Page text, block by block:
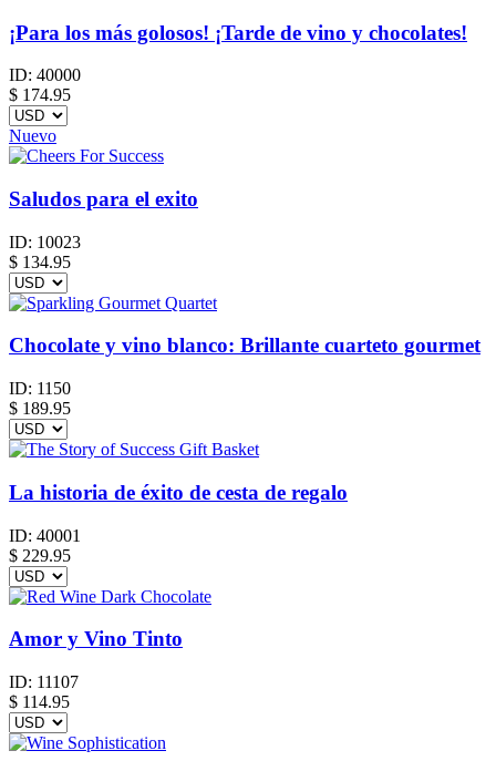
¡Para los más golosos! ¡Tarde de vino y chocolates!
ID: 40000
$ 174.95
Nuevo
Saludos para el exito
ID: 10023
$ 134.95
Chocolate y vino blanco: Brillante cuarteto gourmet
ID: 1150
$ 189.95
La historia de éxito de cesta de regalo
ID: 40001
$ 229.95
Amor y Vino Tinto
ID: 11107
$ 114.95